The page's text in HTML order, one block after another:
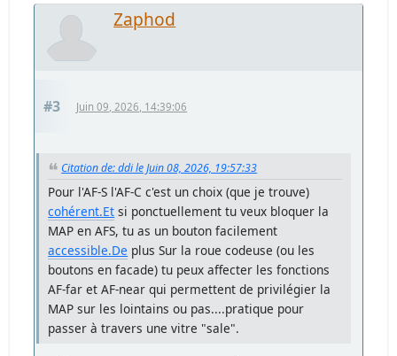
Zaphod
#3 Juin 09, 2026, 14:39:06
Citation de: ddi le Juin 08, 2026, 19:57:33
Pour l'AF-S l'AF-C c'est un choix (que je trouve)
cohérent.Et si ponctuellement tu veux bloquer la
MAP en AFS, tu as un bouton facilement
accessible.De plus Sur la roue codeuse (ou les
boutons en facade) tu peux affecter les fonctions
AF-far et AF-near qui permettent de privilégier la
MAP sur les lointains ou pas....pratique pour
passer à travers une vitre "sale".